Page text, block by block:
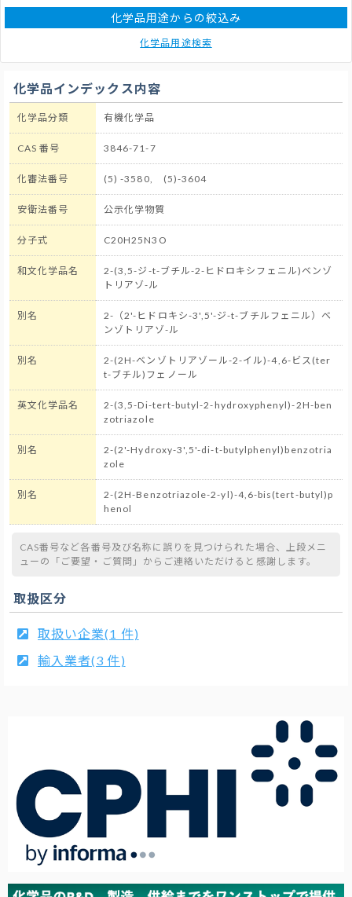
化学品用途からの絞込み
化学品用途検索
化学品インデックス内容
化学品分類 有機化学品
CAS 番号 3846-71-7
化審法番号 (5) -3580, (5)-3604
安衛法番号 公示化学物質
分子式 C20H25N3O
和文化学品名
2-(3,5-ジ-t-ブチル-2-ヒドロキシフェニル)ベンゾ
トリアゾ-ル
別名
2-（2'-ヒドロキシ-3',5'-ジ-t-ブチルフェニル）ベ
ンゾトリアゾ-ル
別名
2-(2H-ベンゾトリアゾール-2-イル)-4,6-ビス(ter
t-ブチル)フェノール
英文化学品名
2-(3,5-Di-tert-butyl-2-hydroxyphenyl)-2H-ben
zotriazole
別名
2-(2'-Hydroxy-3',5'-di-t-butylphenyl)benzotria
zole
別名
2-(2H-Benzotriazole-2-yl)-4,6-bis(tert-butyl)p
henol
CAS番号など各番号及び名称に誤りを見つけられた場合、上段メニ
ューの「ご要望・ご質問」からご連絡いただけると感謝します。
取扱区分
取扱い企業(1 件)
輸入業者(3 件)